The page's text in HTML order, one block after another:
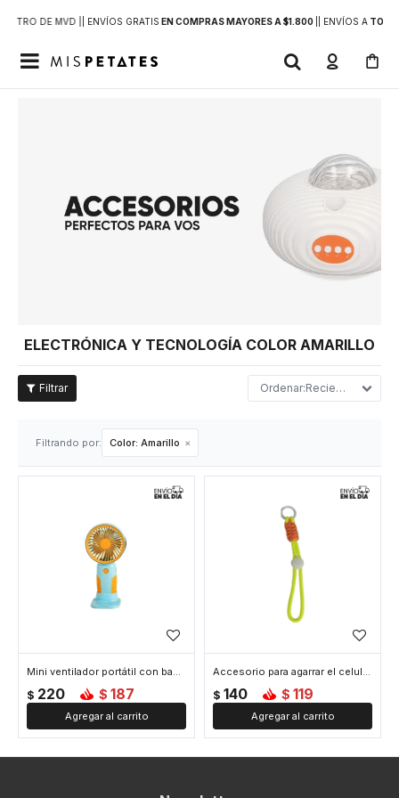
DE MVD | | ENVÍOS GRATIS EN COMPRAS MAYORES A $1.800 | ENVÍOS ATODO

ELECTRÓNICA Y TECNOLOGÍA COLOR AMARILLO
Recientes
Filtrando por: Color: Amarillo
Mini ventilador portátil con base - Amarillo
$ 220 $ 187
Accesorio para agarrar el celular - Amarillo
$ 140 $ 119